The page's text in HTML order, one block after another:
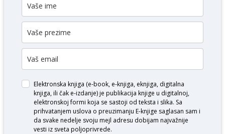
Elektronska knjiga (e-book, e-knjiga, eknjiga, digitalna
knjiga, ili čak e-izdanje) je publikacija knjige u digitalnoj,
elektronskoj formi koja se sastoji od teksta i slika. Sa
prihvatanjem uslova o preuzimanju E-knjige saglasan sam i
da svake nedelje svoju mejl adresu dobijam najvažnije
vesti iz sveta poljoprivrede.